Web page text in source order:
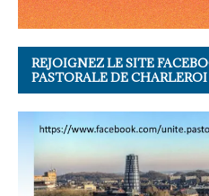
REJOIGNEZ LE SITE
PASTORALE DE CHARLEROI